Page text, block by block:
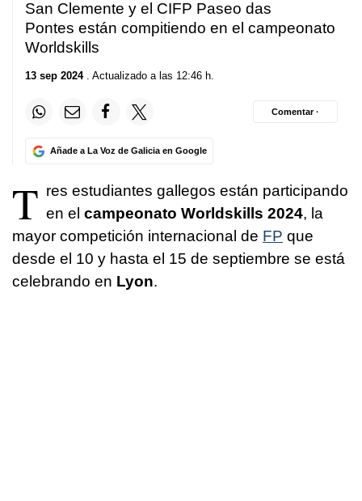
San Clemente y el CIFP Paseo das
Pontes están compitiendo en el campeonato
Worldskills
13 sep 2024. Actualizado a las 12:46 h.
Añade a La Voz de Galicia en Google
Comentar ·
T res estudiantes gallegos están participando
en el campeonato Worldskills 2024, la
mayor competición internacional de FP que
desde el 10 y hasta el 15 de septiembre se está
celebrando en Lyon.